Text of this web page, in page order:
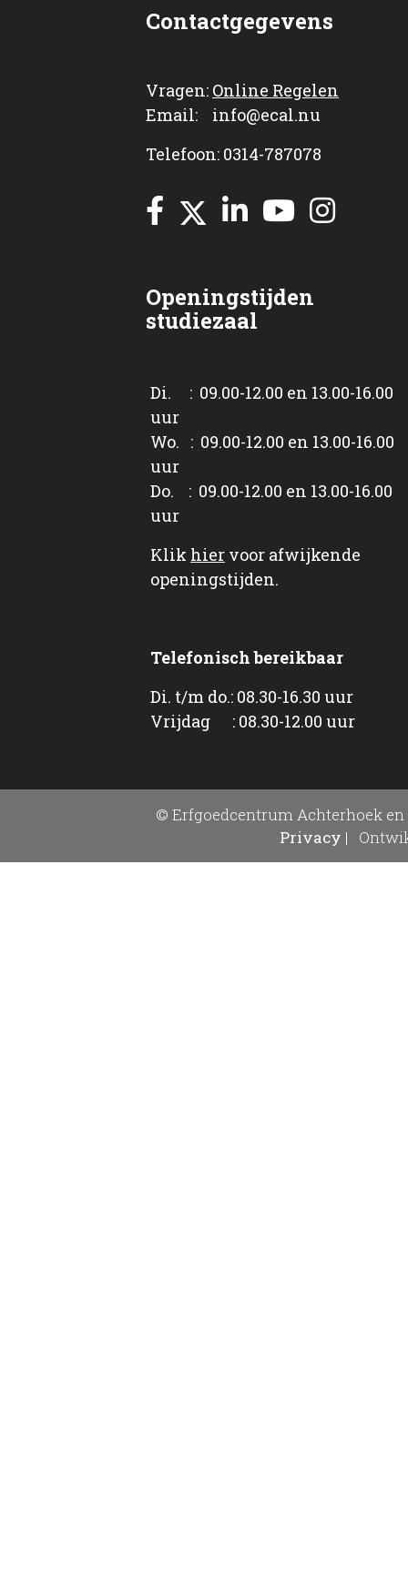
Contactgegevens
Vragen: Online Regelen
Email: info@ecal.nu
Telefoon: 0314-787078
Openingstijden
studiezaal
Di. : 09.00-12.00 en 13.00-16.00
uur
Wo. : 09.00-12.00 en 13.00-16.00
uur
Do. : 09.00-12.00 en 13.00-16.00
uur
Klik hier voor afwijkende
openingstijden.
Telefonisch bereikbaar
Di. t/m do.: 08.30-16.30 uur
Vrijdag : 08.30-12.00 uur
© Erfgoedcentrum Achterhoek en
Privacy |